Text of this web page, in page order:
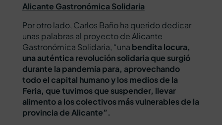
Alicante Gastronómica Solidaria
Por otro lado, Carlos Baño ha querido dedicar
unas palabras al proyecto de Alicante
Gastronómica Solidaria, “una bendita locura,
una auténtica revolución solidaria que surgió
durante la pandemia para, aprovechando
todo el capital humano y los medios de la
Feria, que tuvimos que suspender, llevar
alimento a los colectivos más vulnerables de la
provincia de Alicante”.